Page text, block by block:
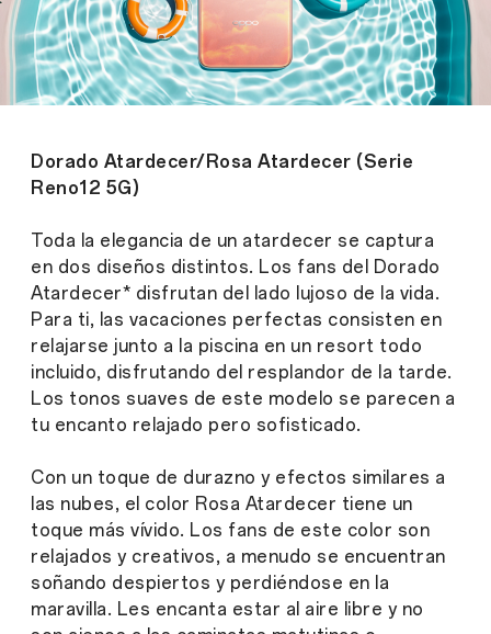
Dorado Atardecer/Rosa Atardecer (Serie
Reno12 5G)
Toda la elegancia de un atardecer se captura
en dos diseños distintos. Los fans del Dorado
Atardecer* disfrutan del lado lujoso de la vida.
Para ti, las vacaciones perfectas consisten en
relajarse junto a la piscina en un resort todo
incluido, disfrutando del resplandor de la tarde.
Los tonos suaves de este modelo se parecen a
tu encanto relajado pero sofisticado.
Con un toque de durazno y efectos similares a
las nubes, el color Rosa Atardecer tiene un
toque más vívido. Los fans de este color son
relajados y creativos, a menudo se encuentran
soñando despiertos y perdiéndose en la
maravilla. Les encanta estar al aire libre y no